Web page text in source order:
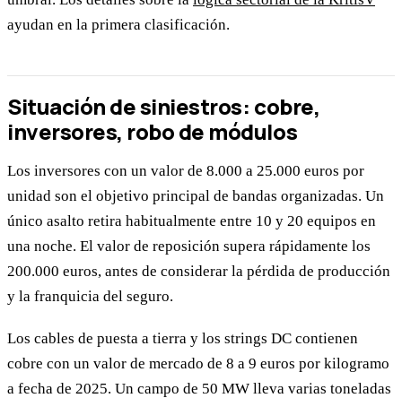
ayudan en la primera clasificación.
Situación de siniestros: cobre,
inversores, robo de módulos
Los inversores con un valor de 8.000 a 25.000 euros por
unidad son el objetivo principal de bandas organizadas. Un
único asalto retira habitualmente entre 10 y 20 equipos en
una noche. El valor de reposición supera rápidamente los
200.000 euros, antes de considerar la pérdida de producción
y la franquicia del seguro.
Los cables de puesta a tierra y los strings DC contienen
cobre con un valor de mercado de 8 a 9 euros por kilogramo
a fecha de 2025. Un campo de 50 MW lleva varias toneladas